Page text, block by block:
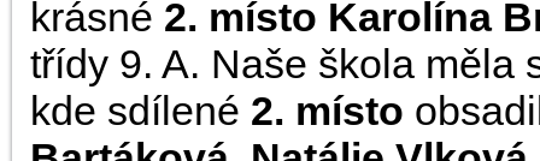
krásné 2. místo Karolína
třídy 9. A. Naše škola měla
kde sdílené 2. místo